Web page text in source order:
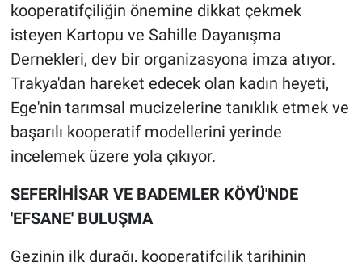
kooperatifçiliğin önemine dikkat çekmek
isteyen Kartopu ve Sahille Dayanışma
Dernekleri, dev bir organizasyona imza atıyor.
Trakya'dan hareket edecek olan kadın heyeti,
Ege'nin tarımsal mucizelerine tanıklık etmek ve
başarılı kooperatif modellerini yerinde
incelemek üzere yola çıkıyor.
SEFERİHİSAR VE BADEMLER KÖYÜ'NDE
'EFSANE' BULUŞMA
Gezinin ilk durağı, kooperatifçilik tarihinin